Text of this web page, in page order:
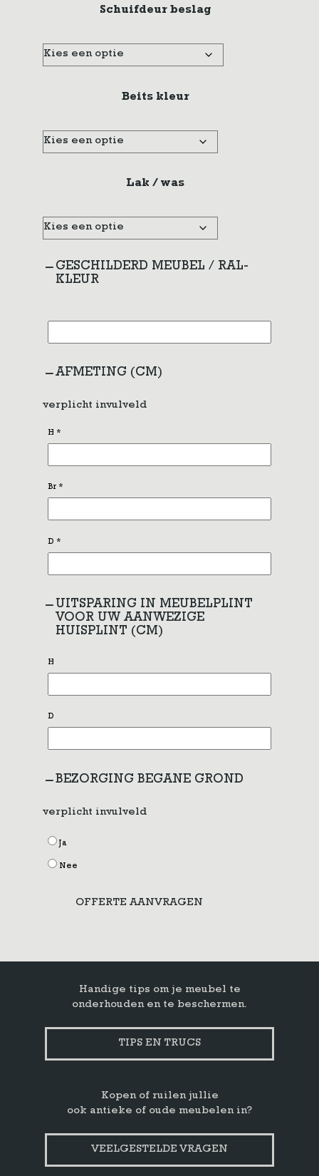
Schuifdeur beslag
Beits kleur
Lak / was
GESCHILDERD MEUBEL / RAL-
KLEUR
AFMETING (CM)
verplicht invulveld
H *
Br *
D *
UITSPARING IN MEUBELPLINT
VOOR UW AANWEZIGE
HUISPLINT (CM)
H
D
BEZORGING BEGANE GROND
verplicht invulveld
Ja
Nee
OFFERTE AANVRAGEN
Handige tips om je meubel te
onderhouden en te beschermen.
TIPS EN TRUCS
Kopen of ruilen jullie
ook antieke of oude meubelen in?
VEELGESTELDE VRAGEN